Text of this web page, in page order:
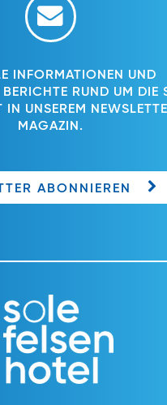
INFORMATIONEN UND
BERICHTE RUND UM DIE
IN UNSEREM
MAGAZIN.
ABONNIEREN